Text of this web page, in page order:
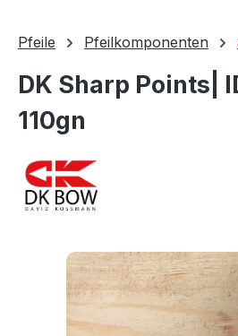
Pfeile Pfeilkomponenten
DK Sharp Points|
110gn
Bildergalerie überspringen